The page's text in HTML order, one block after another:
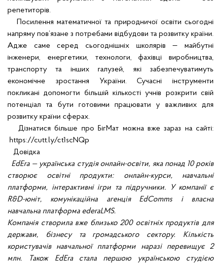
репетиторів.
Посилення математичної та природничої освіти сьогодні
напряму пов’язане з потребами відбудови та розвитку країни.
Адже саме серед сьогоднішніх школярів — майбутні
інженери, енергетики, технологи, фахівці виробництва,
транспорту та інших галузей, які забезпечуватимуть
економічне зростання України. Сучасні інструменти
покликані допомогти більшій кількості учнів розкрити свій
потенціал та бути готовими працювати у важливих для
розвитку країни сферах.
Дізнатися більше про БігМат можна вже зараз на сайті:
https://cutt.ly/ct1scNQp
Довідка
EdEra — українська студія онлайн-освіти, яка понад 10 років
створює освітні продукти: онлайн-курси, навчальні
платформи, інтерактивні ігри та підручники. У компанії є
R&D-юніт, комунікаційна агенція EdComms і власна
навчальна платформа ederaLMS.
Компанія створила вже близько 200 освітніх продуктів для
держави, бізнесу та громадського сектору. Кількість
користувачів навчальної платформи наразі перевищує 2
млн. Також EdEra стала першою українською студією